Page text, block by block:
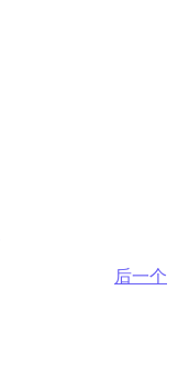
后一个